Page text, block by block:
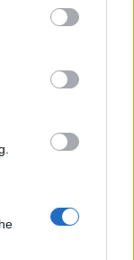
may click to
party tags to
below Google